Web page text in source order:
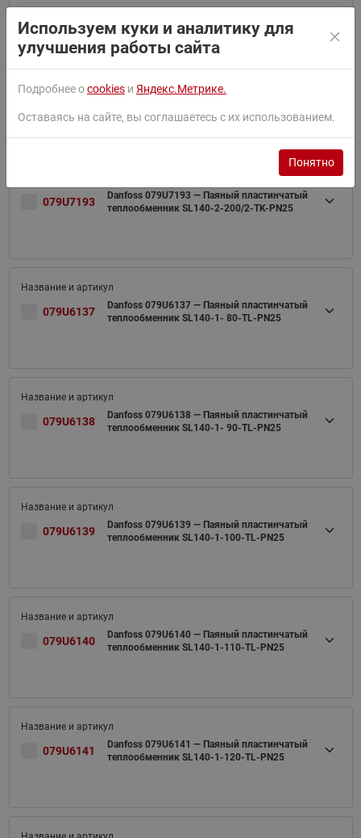
079U7191
Danfoss 079U7191 — Паяный пластинчатый
теплообменник SL140-2-180/2-TK-PN25
079U7193
Danfoss 079U7193 — Паяный пластинчатый
теплообменник SL140-2-200/2-TK-PN25
079U6137
Danfoss 079U6137 — Паяный пластинчатый
теплообменник SL140-1- 80-TL-PN25
079U6138
Danfoss 079U6138 — Паяный пластинчатый
теплообменник SL140-1- 90-TL-PN25
079U6139
Danfoss 079U6139 — Паяный пластинчатый
теплообменник SL140-1-100-TL-PN25
079U6140
Danfoss 079U6140 — Паяный пластинчатый
теплообменник SL140-1-110-TL-PN25
079U6141
Danfoss 079U6141 — Паяный пластинчатый
теплообменник SL140-1-120-TL-PN25
Используем куки и аналитику для
улучшения работы сайта
Подробнее оcookies и Яндекс.Метрике.
Оставаясь на сайте, вы соглашаетесь с их использованием.
Понятно